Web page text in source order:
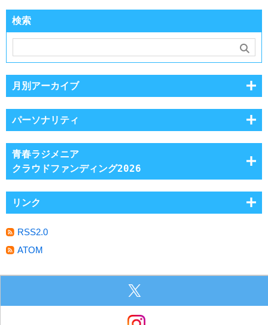
検索
月別アーカイブ
パーソナリティ
青春ラジメニア
クラウドファンディング2026
リンク
RSS2.0
ATOM